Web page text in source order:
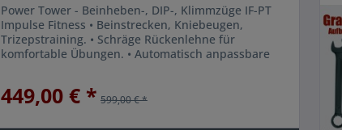
Power Tower - Beinheben-, DIP-, Klimmzüge IF-PT
Impulse Fitness • Beinstrecken, Kniebeugen,
Trizepstraining. • Schräge Rückenlehne für
komfortable Übungen. • Automatisch anpassbare
449,00 € * 599,00 € *